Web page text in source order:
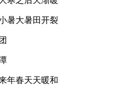
暑大暑田开裂
年春天天暖和